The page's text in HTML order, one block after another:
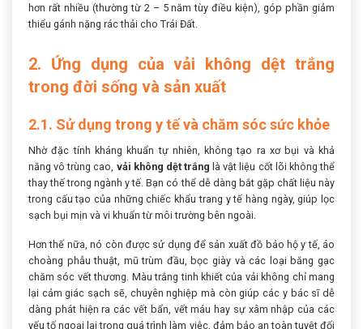
hơn rất nhiều (thường từ 2 – 5 năm tùy điều kiện), góp phần giảm
thiểu gánh nặng rác thải cho Trái Đất.
2. Ứng dụng của vải không dệt trắng
trong đời sống và sản xuất
2.1. Sử dụng trong y tế và chăm sóc sức khỏe
Nhờ đặc tính kháng khuẩn tự nhiên, không tạo ra xơ bụi và khả
năng vô trùng cao, vải không dệt trắng là vật liệu cốt lõi không thể
thay thế trong ngành y tế. Bạn có thể dễ dàng bắt gặp chất liệu này
trong cấu tạo của những chiếc khẩu trang y tế hàng ngày, giúp lọc
sạch bụi mịn và vi khuẩn từ môi trường bên ngoài.
Hơn thế nữa, nó còn được sử dụng để sản xuất đồ bảo hộ y tế, áo
choàng phẫu thuật, mũ trùm đầu, bọc giày và các loại băng gạc
chăm sóc vết thương. Màu trắng tinh khiết của vải không chỉ mang
lại cảm giác sạch sẽ, chuyên nghiệp mà còn giúp các y bác sĩ dễ
dàng phát hiện ra các vết bẩn, vết máu hay sự xâm nhập của các
yếu tố ngoại lai trong quá trình làm việc, đảm bảo an toàn tuyệt đối